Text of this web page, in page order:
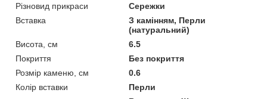
Різновид прикраси
Сережки
Вставка
З камінням, Перли
(натуральний)
Висота, см
6.5
Покриття
Без покриття
Розмір каменю, см
0.6
Колір вставки
Перли